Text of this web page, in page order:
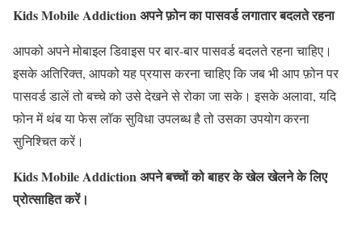
Kids Mobile Addiction अपने फ़ोन का पासवर्ड लगातार बदलते रहना
आपको अपने मोबाइल डिवाइस पर बार-बार पासवर्ड बदलते रहना चाहिए।
इसके अतिरिक्त, आपको यह प्रयास करना चाहिए कि जब भी आप फ़ोन पर
पासवर्ड डालें तो बच्चे को उसे देखने से रोका जा सके। इसके अलावा, यदि
फोन में थंब या फेस लॉक सुविधा उपलब्ध है तो उसका उपयोग करना
सुनिश्चित करें।
Kids Mobile Addiction अपने बच्चों को बाहर के खेल खेलने के लिए
प्रोत्साहित करें।